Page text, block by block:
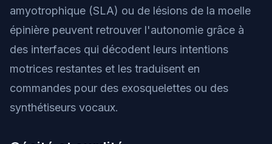
amyotrophique (SLA) ou de lésions de la moelle
épinière peuvent retrouver l'autonomie grâce à
des interfaces qui décodent leurs intentions
motrices restantes et les traduisent en
commandes pour des exosquelettes ou des
synthétiseurs vocaux.